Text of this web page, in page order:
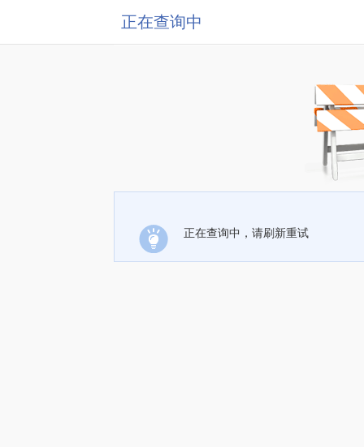
正在查询中
正在查询中，请刷新重试